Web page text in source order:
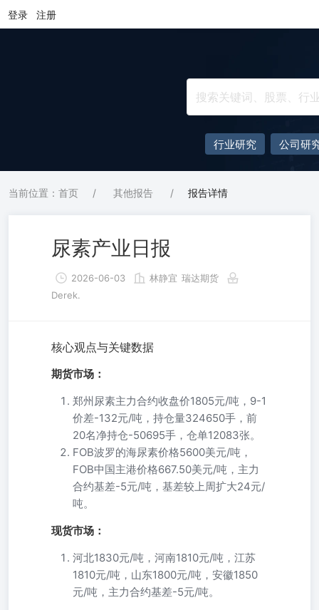
登录 注册
行业研究 公司研
当前位置：首页 / 其他报告 / 报告详情
尿素产业日报
2026-06-03 林静宜 瑞达期货
Derek.
核心观点与关键数据
期货市场：
郑州尿素主力合约收盘价1805元/吨，9-1
价差-132元/吨，持仓量324650手，前
20名净持仓-50695手，仓单12083张。
FOB波罗的海尿素价格5600美元/吨，
FOB中国主港价格667.50美元/吨，主力
合约基差-5元/吨，基差较上周扩大24元/
吨。
现货市场：
河北1830元/吨，河南1810元/吨，江苏
1810元/吨，山东1800元/吨，安徽1850
元/吨，主力合约基差-5元/吨。